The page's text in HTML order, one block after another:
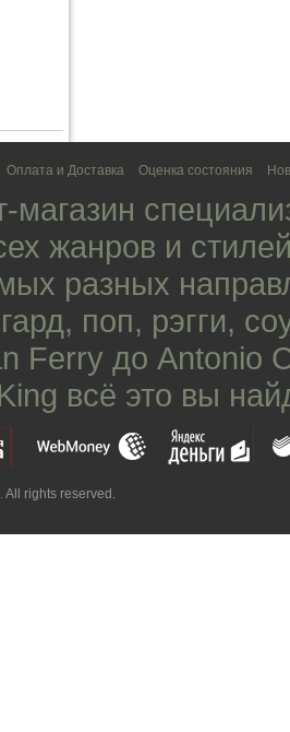
Оплата и Доставка Оценка состояния
магазин
жанров и
разных
, поп, рэгги,
Ferry до Antonio
всё это вы
All rights reserved.